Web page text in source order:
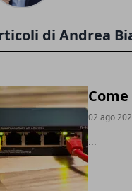
di Andrea
02 ago
...